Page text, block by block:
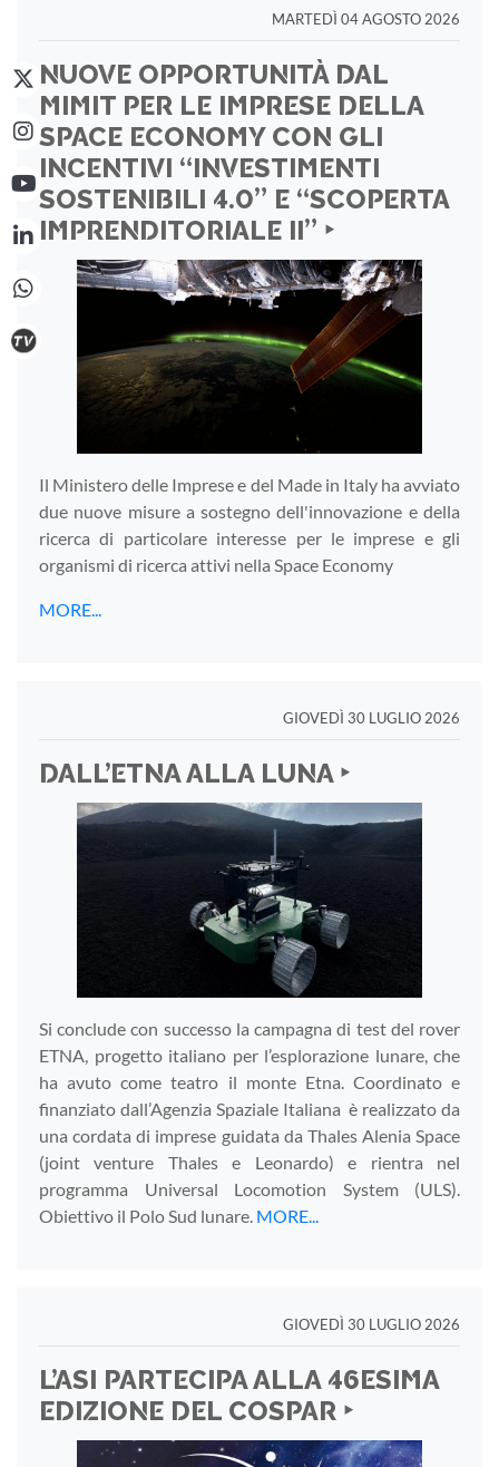
MARTEDÌ 04 AGOSTO 2026
NUOVE OPPORTUNITÀ DAL
MIMIT PER LE IMPRESE DELLA
SPACE ECONOMY CON GLI
INCENTIVI “INVESTIMENTI
SOSTENIBILI 4.0” E “SCOPERTA
IMPRENDITORIALE II” ‣
Il Ministero delle Imprese e del Made in Italy ha avviato
due nuove misure a sostegno dell'innovazione e della
ricerca di particolare interesse per le imprese e gli
organismi di ricerca attivi nella Space Economy
MORE...
GIOVEDÌ 30 LUGLIO 2026
DALL’ETNA ALLA LUNA ‣
Si conclude con successo la campagna di test del rover
ETNA, progetto italiano per l’esplorazione lunare, che
ha avuto come teatro il monte Etna. Coordinato e
finanziato dall’Agenzia Spaziale Italiana è realizzato da
una cordata di imprese guidata da Thales Alenia Space
(joint venture Thales e Leonardo) e rientra nel
programma Universal Locomotion System (ULS).
Obiettivo il Polo Sud lunare. MORE...
GIOVEDÌ 30 LUGLIO 2026
L’ASI PARTECIPA ALLA 46ESIMA
EDIZIONE DEL COSPAR ‣